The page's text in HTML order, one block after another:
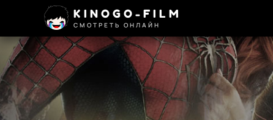
KINOGO-FILM
СМОТРЕТЬ ОНЛАЙН